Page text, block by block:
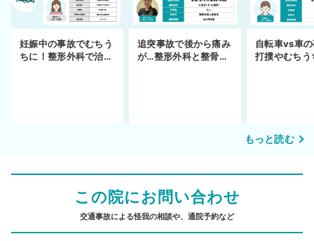
妊娠中の事故でむちう
ちに！整形外科で治療
追突事故で後から痛み
が…整形外科と整骨院
自転車vs車
打撲やむちう
もっと読む
この院にお問い合わせ
交通事故による怪我の相談や、通院予約など